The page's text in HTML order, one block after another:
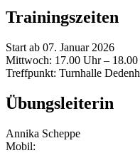
Trainingszeiten
Start ab 07. Januar 2026
Mittwoch: 17.00 Uhr –
Treffpunkt: Turnhalle
Übungsleiterin
Annika Scheppe
Mobil: